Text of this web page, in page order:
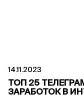
14.11.2023
ТОП 25
ЗАРАБОТОК В